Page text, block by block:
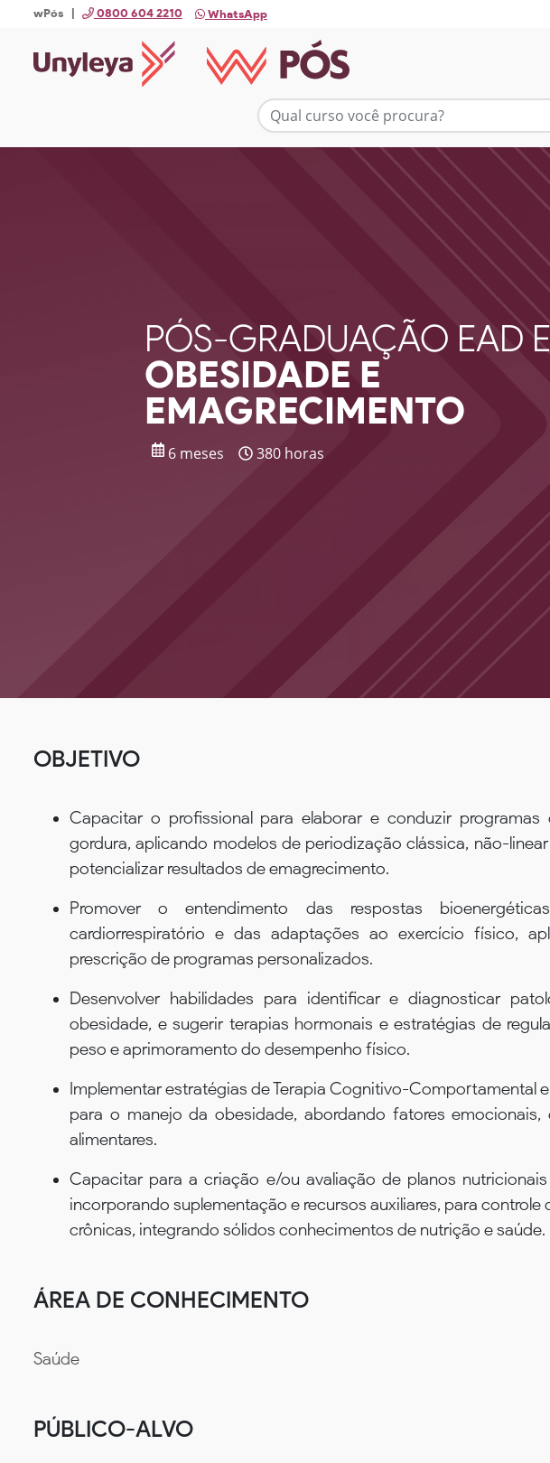
wPós | 0800 604 2210 WhatsApp
PÓS-GRADUAÇÃO EAD
OBESIDADE E
EMAGRECIMENTO
6 meses 380 horas
OBJETIVO
Capacitar o profissional para elaborar e conduzir
gordura, aplicando modelos de periodização clássica, não-
potencializar resultados de emagrecimento.
Promover o entendimento das respostas
cardiorrespiratório e das adaptações ao exercício físico,
prescrição de programas personalizados.
Desenvolver habilidades para identificar e diagnosticar
obesidade, e sugerir terapias hormonais e estratégias de
peso e aprimoramento do desempenho físico.
Implementar estratégias de Terapia Cognitivo-Comportamental
para o manejo da obesidade, abordando fatores
alimentares.
Capacitar para a criação e/ou avaliação de planos
incorporando suplementação e recursos auxiliares, para
crônicas, integrando sólidos conhecimentos de nutrição e saúde.
ÁREA DE CONHECIMENTO
Saúde
PÚBLICO-ALVO